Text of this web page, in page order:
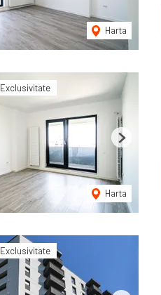
Harta
Exclusivitate
Harta
Next
Exclusivitate